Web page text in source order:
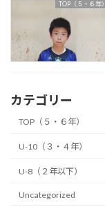
TOP（５・６年）
カテゴリー
TOP（５・６年）
U-10（３・４年）
U-8（２年以下）
Uncategorized